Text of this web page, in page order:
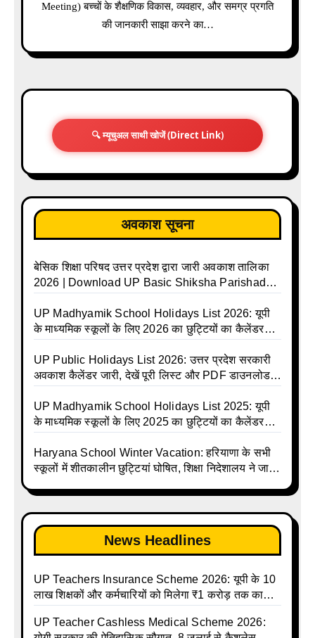
Meeting) बच्चों के शैक्षणिक विकास, व्यवहार, और समग्र प्रगति
की जानकारी साझा करने का…
🔍 म्यूचुअल साथी खोजें (Direct Link)
अवकाश सूचना
बेसिक शिक्षा परिषद उत्तर प्रदेश द्वारा जारी अवकाश तालिका
2026 | Download UP Basic Shiksha Parishad
Basic School Avkash Talika UP 2026 | UP Basic
Shiksha Parishad Avkash Talika 2026 | UP
Calendar List 2026
UP Madhyamik School Holidays List 2026: यूपी
के माध्यमिक स्कूलों के लिए 2026 का छुट्टियों का कैलेंडर
Talika | UP Madhyamik Avkash Talika 2026 | UP
Madhyamik School avkash suchi | UP
Holiday Calendar | Madhyamik School Holidays
List 2026
UP Public Holidays List 2026: उत्तर प्रदेश सरकारी
अवकाश कैलेंडर जारी, देखें पूरी लिस्ट और PDF डाउनलोड
talika | Sarkari Avkash Talika | Up Holidays List |
Holidays Calendar
UP Madhyamik School Holidays List 2025: यूपी
के माध्यमिक स्कूलों के लिए 2025 का छुट्टियों का कैलेंडर
Talika | Up Madhyamik Avkash Talika 2025 | UP
Madhyamik School avkash suchi | UP
holiday calendar | Madhyamik School Holidays
List 2025
Haryana School Winter Vacation: हरियाणा के सभी
स्कूलों में शीतकालीन छुट्टियां घोषित, शिक्षा निदेशालय ने जारी
News Headlines
UP Teachers Insurance Scheme 2026: यूपी के 10
लाख शिक्षकों और कर्मचारियों को मिलेगा ₹1 करोड़ तक का
UP Teacher Cashless Medical Scheme 2026: